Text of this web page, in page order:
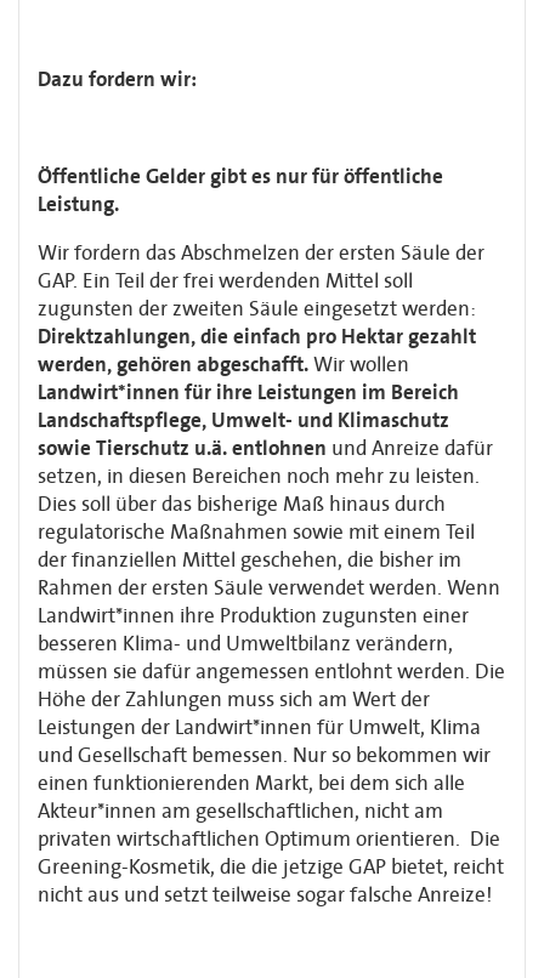
Dazu fordern wir:
Öffentliche Gelder gibt es nur für öffentliche
Leistung.
Wir fordern das Abschmelzen der ersten Säule der
GAP. Ein Teil der frei werdenden Mittel soll
zugunsten der zweiten Säule eingesetzt werden:
Direktzahlungen, die einfach pro Hektar gezahlt
werden, gehören abgeschafft.Wir wollen
Landwirt*innen für ihre Leistungen im Bereich
Landschaftspflege, Umwelt- und Klimaschutz
sowie Tierschutz u.ä. entlohnen und Anreize dafür
setzen, in diesen Bereichen noch mehr zu leisten.
Dies soll über das bisherige Maß hinaus durch
regulatorische Maßnahmen sowie mit einem Teil
der finanziellen Mittel geschehen, die bisher im
Rahmen der ersten Säule verwendet werden. Wenn
Landwirt*innen ihre Produktion zugunsten einer
besseren Klima- und Umweltbilanz verändern,
müssen sie dafür angemessen entlohnt werden. Die
Höhe der Zahlungen muss sich am Wert der
Leistungen der Landwirt*innen für Umwelt, Klima
und Gesellschaft bemessen. Nur so bekommen wir
einen funktionierenden Markt, bei dem sich alle
Akteur*innen am gesellschaftlichen, nicht am
privaten wirtschaftlichen Optimum orientieren. Die
Greening-Kosmetik, die die jetzige GAP bietet, reicht
nicht aus und setzt teilweise sogar falsche Anreize!